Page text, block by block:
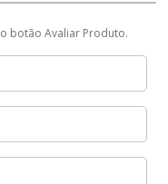
botão Avaliar Produto.